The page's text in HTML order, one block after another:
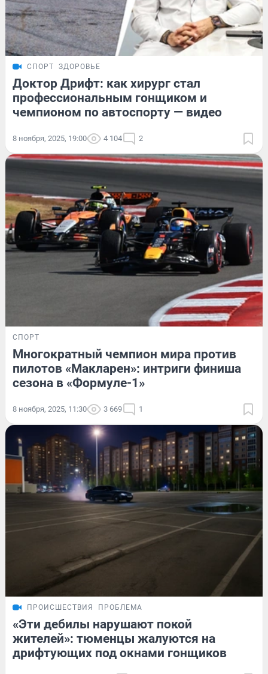
СПОРТ ЗДОРОВЬЕ
Доктор Дрифт: как хирург стал
профессиональным гонщиком и
чемпионом по автоспорту — видео
8 ноября, 2025, 19:00 4 104 2
СПОРТ
Многократный чемпион мира против
пилотов «Макларен»: интриги финиша
сезона в «Формуле-1»
8 ноября, 2025, 11:30 3 669 1
ПРОИСШЕСТВИЯ ПРОБЛЕМА
«Эти дебилы нарушают покой
жителей»: тюменцы жалуются на
дрифтующих под окнами гонщиков